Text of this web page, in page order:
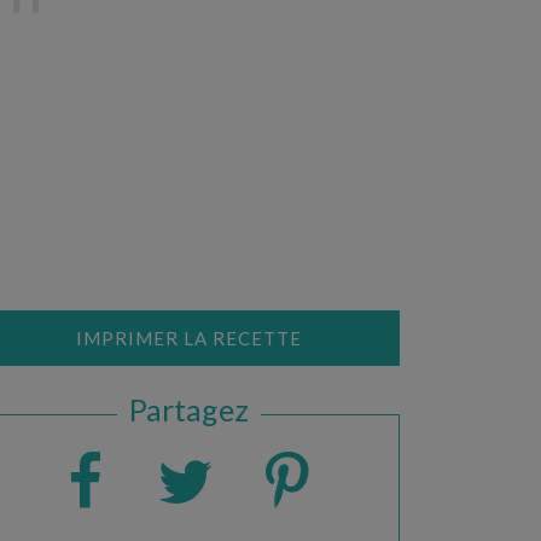
IMPRIMER LA RECETTE
Partagez